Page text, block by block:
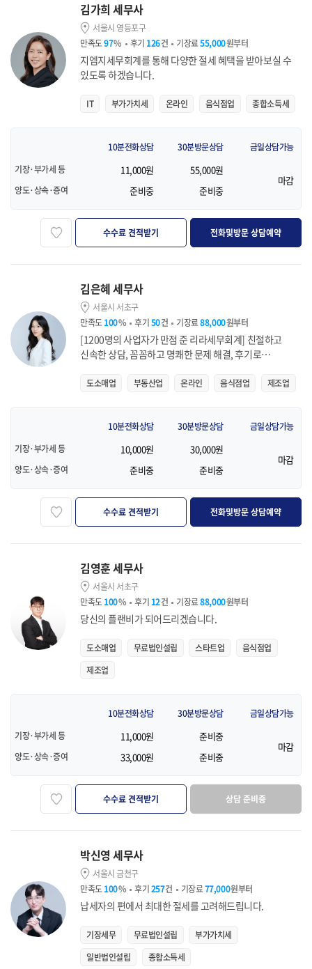
김가희 세무사
서울시 영등포구
만족도97% 후기 126건 기장료55,000원부터
지엠지세무회계를 통해 다양한 절세 혜택을 받아보실 수
있도록 하겠습니다.
IT 부가가치세 온라인 음식점업 종합소득세
10분전화상담 30분방문상담
금일상담가능
기장·부가세 등
11,000원 55,000원
마감
양도·상속·증여 준비중 준비중
즐겨찾기 수수료 견적받기 전화및방문 상담예약
김은혜 세무사
서울시 서초구
만족도100% 후기50건 기장료88,000원부터
[1200명의 사업자가 만점 준 리라세무회계] 친절하고
신속한 상담, 꼼꼼하고 명쾌한 문제 해결, 후기로
도소매업 부동산업 온라인 음식점업 제조업
10분전화상담 30분방문상담
금일상담가능
기장·부가세 등
10,000원 30,000원
마감
양도·상속·증여 준비중 준비중
즐겨찾기 수수료 견적받기 전화및방문 상담예약
김영훈 세무사
서울시 서초구
만족도100% 후기 12건 기장료88,000원부터
당신의 플랜비가 되어드리겠습니다.
도소매업 무료법인설립 스타트업
음식점업
제조업
10분전화상담 30분방문상담
금일상담가능
기장·부가세 등
11,000원 준비중
마감
양도·상속·증여 33,000원 준비중
즐겨찾기 수수료 견적받기 상담 준비중
박신영 세무사
서울시 금천구
만족도100% 후기257건 기장료77,000원부터
납세자의 편에서 최대한 절세를 고려해드립니다.
기장세무 무료법인설립
부가가치세
일반법인설립
종합소득세